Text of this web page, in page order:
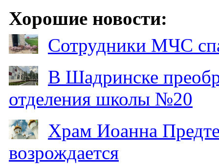
Хорошие новости:
Сотрудники МЧС
В Шадринске
отделения школы №20
Храм Иоанна
возрождается